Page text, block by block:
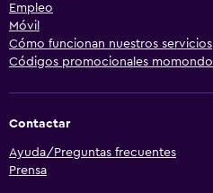
Empleo
Móvil
Cómo funcionan nuestros servicios
Códigos promocionales momondo
Contactar
Ayuda/Preguntas frecuentes
Prensa